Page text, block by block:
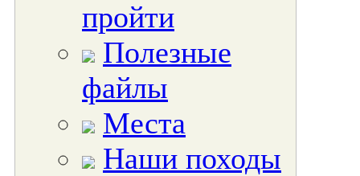
пройти
Полезные
файлы
Места
Наши походы